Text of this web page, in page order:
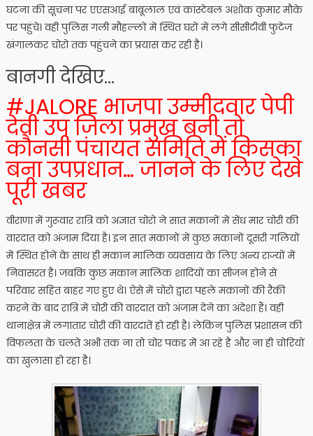
घटना की सूचना पर एएसआई बाबूलाल एवं कांस्टेबल अशोक कुमार मौके
पर पहुंचे। वही पुलिस गली मौहल्लों में स्थित घरों में लगे सीसीटीवी फुटेज
खंगालकर चोरो तक पहुंचने का प्रयास कर रही है।
बानगी देखिए…
#JALORE भाजपा उम्मीदवार पेपी
देवी उप जिला प्रमुख बनी तो
कौनसी पंचायत समिति में किसका
बना उपप्रधान… जानने के लिए देखे
पूरी खबर
वीराणा में गुरूवार रात्रि को अज्ञात चोरो ने सात मकानों में सेंध मार चोरी की
वारदात को अंजाम दिया है। इन सात मकानों में कुछ मकानों दूसरी गलियों
में स्थित होने के साथ ही मकान मालिक व्यवसाय के लिए अन्य राज्यों में
निवासरत है। जबकि कुछ मकान मालिक शादियों का सीजन होने से
परिवार सहित बाहर गए हुए थे। ऐसे में चोरो द्वारा पहले मकानों की रैकी
करने के बाद रात्रि में चोरी की वारदात को अंजाम देने का अंदेशा हैं। वही
थानाक्षेत्र में लगातार चोरी की वारदातें हो रही है। लेकिन पुलिस प्रशासन की
विफलता के चलते अभी तक ना तो चोर पकड में आ रहे है और ना ही चोरियों
का खुलासा हो रहा है।